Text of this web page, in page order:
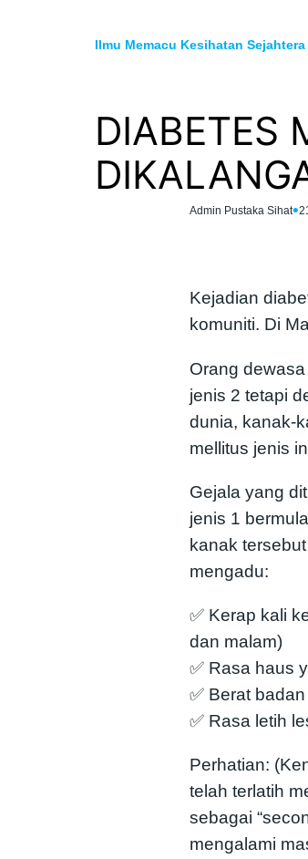
Ilmu Memacu Kesihatan Sejahtera
DIABETES
Admin Pustaka Sihat•
Kejadian
komuniti. Di
Orang
jenis 2 tetapi
dunia, kanak-
mellitus jenis
Gejala yang
jenis 1
kanak
mengadu:
✅ Kerap kali
dan malam)
✅ Rasa haus
✅ Berat
✅ Rasa letih
Perhatian:
telah terlatih
sebagai
mengalami